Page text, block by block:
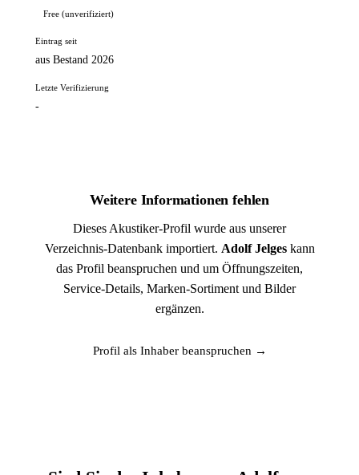
Free (unverifiziert)
Eintrag seit
aus Bestand 2026
Letzte Verifizierung
-
Weitere Informationen fehlen
Dieses Akustiker-Profil wurde aus unserer
Verzeichnis-Datenbank importiert. Adolf Jelgeskann
das Profil beanspruchen und um Öffnungszeiten,
Service-Details, Marken-Sortiment und Bilder
ergänzen.
Profil als Inhaber beanspruchen →